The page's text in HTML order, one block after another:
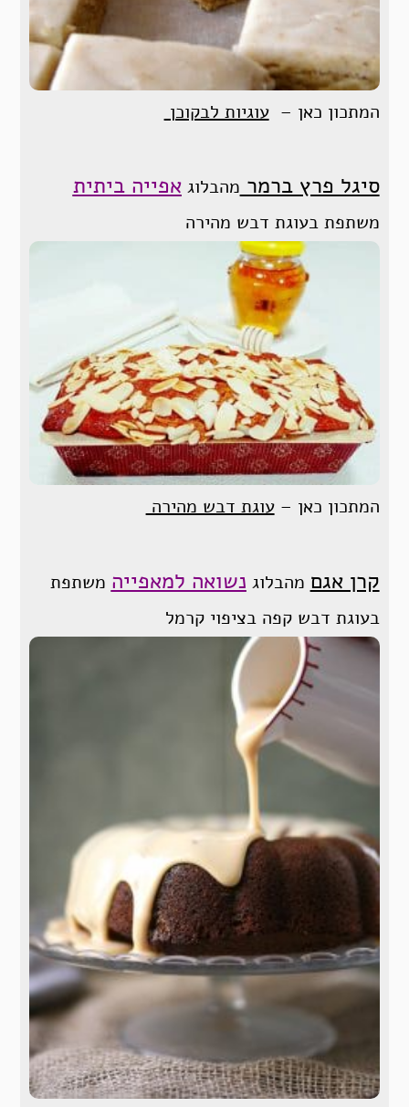
המתכון כאן –עוגיות לבקוכן
סיגל פרץ ברמר מהבלוגאפייה ביתית
משתפת בעוגת דבש מהירה
המתכון כאן –עוגת דבש מהירה
קרן אגם מהבלוג נשואה למאפייה משתפת
בעוגת דבש קפה בציפוי קרמל